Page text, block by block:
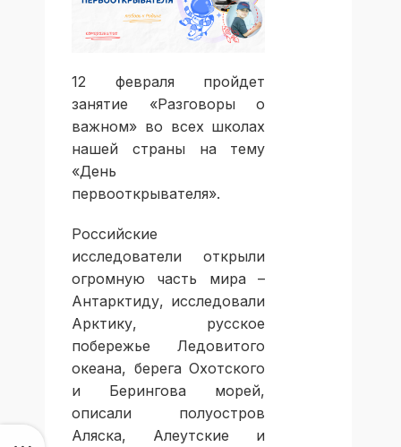
12 февраля пройдет
занятие «Разговоры о
важном» во всех школах
нашей страны на тему
«День
первооткрывателя».
Российские
исследователи открыли
огромную часть мира –
Антарктиду, исследовали
Арктику, русское
побережье Ледовитого
океана, берега Охотского
и Берингова морей,
описали полуостров
Аляска, Алеутские и